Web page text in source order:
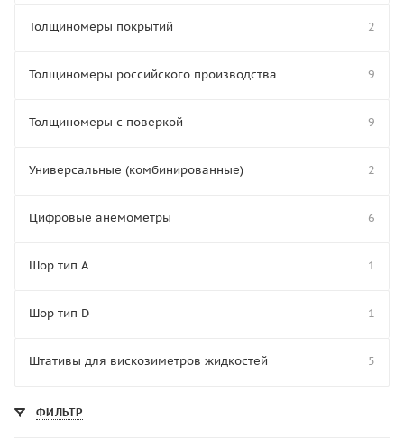
Толщиномеры покрытий 2
Толщиномеры российского производства 9
Толщиномеры с поверкой 9
Универсальные (комбинированные) 2
Цифровые анемометры 6
Шор тип A 1
Шор тип D 1
Штативы для вискозиметров жидкостей 5
ФИЛЬТР